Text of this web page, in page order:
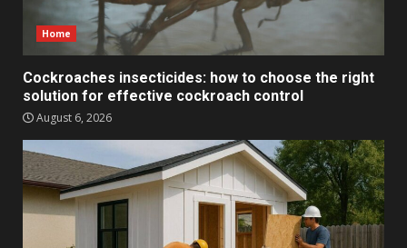
Home
Cockroaches insecticides: how to choose the right
solution for effective cockroach control
August 6, 2026